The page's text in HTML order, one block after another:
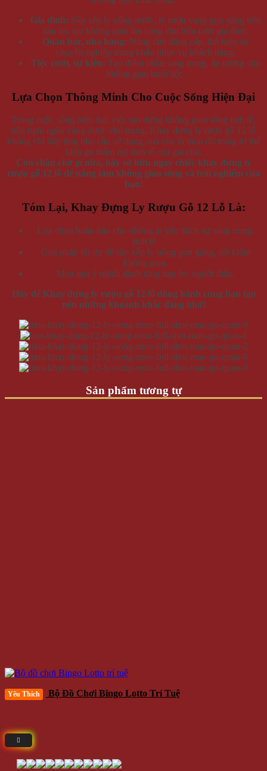
Gia đình: Sắp xếp ly uống nước, ly rượu vang gọn gàng trên
bàn ăn, tạo không gian ấm cúng cho bữa cơm gia đình.
Quán bar, nhà hàng: Nâng tầm đẳng cấp, thể hiện sự
chuyên nghiệp trong khâu phục vụ khách hàng.
Tiệc cưới, sự kiện: Tạo điểm nhấn sang trọng, ấn tượng cho
không gian buổi tiệc.
Lựa Chọn Thông Minh Cho Cuộc Sống Hiện Đại
Trong cuộc sống hiện đại, việc tạo dựng không gian sống tinh tế,
tiện nghi ngày càng được chú trọng. Khay đựng ly rượu gỗ 12 lỗ
không chỉ đáp ứng nhu cầu sử dụng, mà còn là món đồ trang trí thể
hiện gu thẩm mỹ tinh tế của gia chủ.
Còn chần chờ gì nữa, hãy sở hữu ngay chiếc khay đựng ly
rượu gỗ 12 lỗ để nâng tầm không gian sống và trải nghiệm của
bạn!
Tóm Lại, Khay Đựng Ly Rượu Gỗ 12 Lỗ Là:
Lựa chọn hoàn hảo cho những ai yêu thích sự sang trọng,
tinh tế.
Giải pháp tối ưu để sắp xếp ly uống gọn gàng, tiết kiệm
không gian.
Món quà ý nghĩa dành tặng bạn bè, người thân.
Hãy để Khay đựng ly rượu gỗ 12 lỗ đồng hành cùng bạn tạo
nên những khoảnh khắc đáng nhớ!
Sản phẩm tương tự
Yêu Thích Bộ Đồ Chơi Bingo Lotto Trí Tuệ